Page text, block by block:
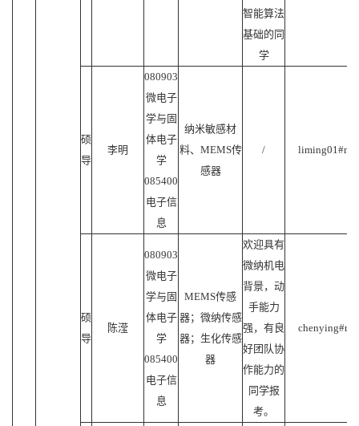
智能算法
基础的同
学
硕
导
李明
080903
微电子
学与固
体电子
学
085400
电子信
息
纳米敏感材
料、MEMS传
感器
/
硕
导
陈滢
080903
微电子
学与固
体电子
学
085400
电子信
息
MEMS传感
器；微纳传感
器；生化传感
器
欢迎具有
微纳机电
背景，动
手能力
强，有良
好团队协
作能力的
同学报
考。